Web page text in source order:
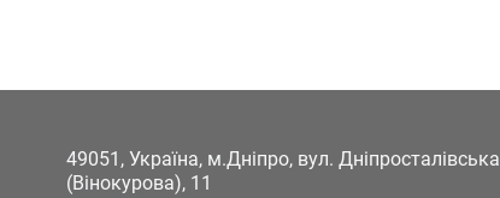
49051, Україна, м.Дніпро, вул. Дніпросталівська
(Вінокурова), 11